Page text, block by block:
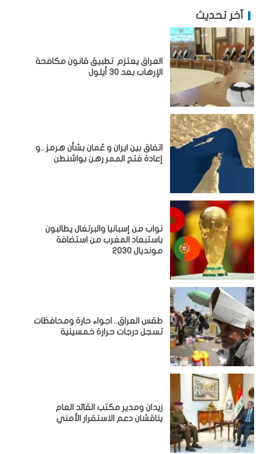
آخر تحديث
العراق يعتزم تطبيق قانون مكافحة
الإرهاب بعد 30 أيلول
اتفاق بين ايران و عُمان بشأن هرمز ..و
إعادة فتح الممر رهن بواشنطن
نواب من إسبانيا والبرتغال يطالبون
باستبعاد المغرب من استضافة
مونديال 2030
طقس العراق.. اجواء حارة ومحافظات
تسجل درجات حرارة خمسينية
زيدان ومدير مكتب القائد العام
يناقشان دعم الاستقرار الأمني